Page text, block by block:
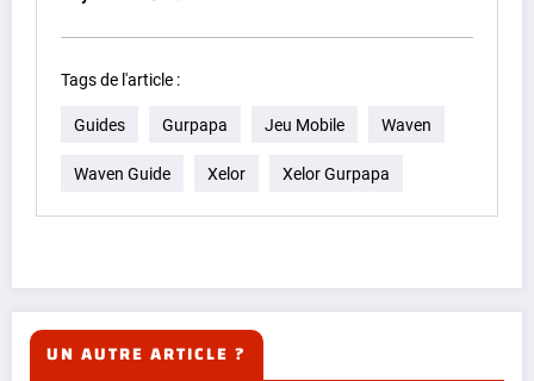
Tags de l'article :
Guides Gurpapa Jeu Mobile Waven
Waven Guide Xelor Xelor Gurpapa
UN AUTRE ARTICLE ?